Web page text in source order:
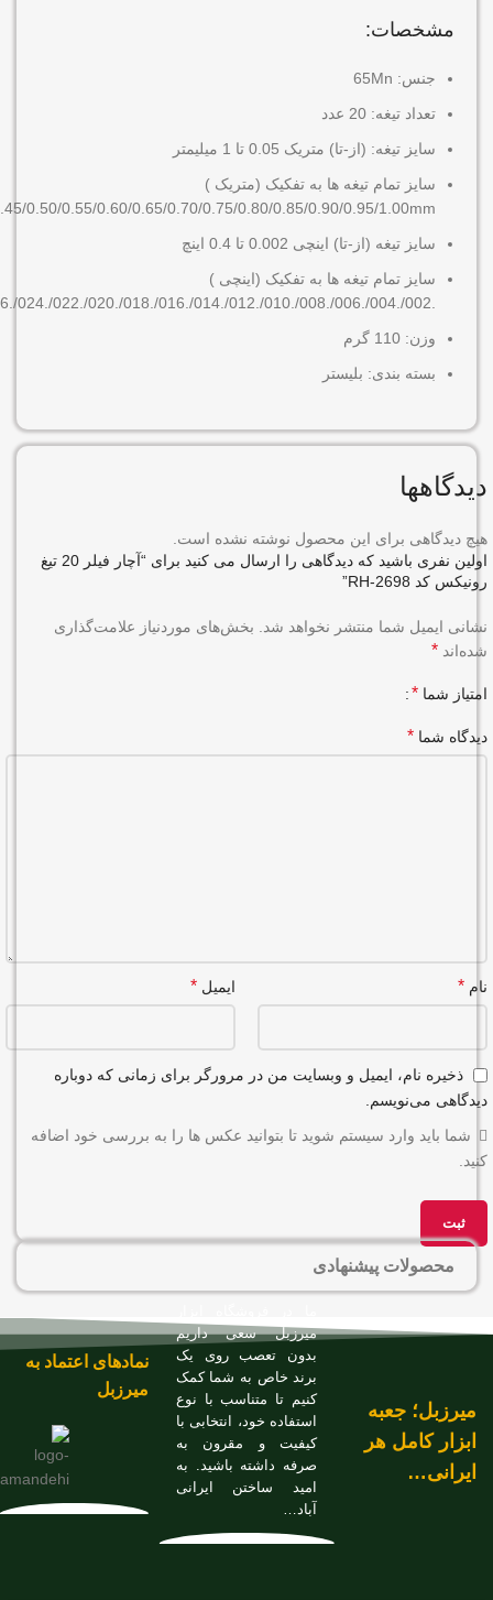
مشخصات:
جنس: 65Mn
تعداد تیغه: 20 عدد
سایز تیغه: (از-تا) متریک 0.05 تا 1 میلیمتر
سایز تمام تیغه ها به تفکیک (متریک )
0.50/0.55/0.60/0.65/0.70/0.75/0.80/0.85/0.90/0.95/1.00mm
سایز تیغه (از-تا) اینچی 0.002 تا 0.4 اینچ
سایز تمام تیغه ها به تفکیک (اینچی )
وزن: 110 گرم
بسته بندی: بلیستر
دیدگاهها
هیچ دیدگاهی برای این محصول نوشته نشده است.
اولین نفری باشید که دیدگاهی را ارسال می کنید برای “آچار فیلر 20 تیغ
رونیکس کد RH-2698”
نشانی ایمیل شما منتشر نخواهد شد.
بخش‌های موردنیاز علامت‌گذاری
شده‌اند *
امتیاز شما *
دیدگاه شما *
نام * ایمیل *
ذخیره نام، ایمیل و وبسایت من در مرورگر برای زمانی که دوباره
دیدگاهی می‌نویسم.
شما باید وارد سیستم شوید تا بتوانید عکس ها را به بررسی خود اضافه
کنید.
محصولات پیشنهادی
میرزبل؛ جعبه
ابزار کامل هر
ایرانی…
میرزبل سعی داریم
بدون تعصب روی یک
برند خاص به شما کمک
کنیم تا متناسب با نوع
استفاده خود، انتخابی با
کیفیت و مقرون به
صرفه داشته باشید. به
امید ساختن ایرانی
آباد…
نمادهای اعتماد به
میرزبل